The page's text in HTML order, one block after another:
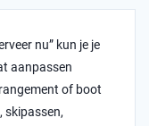
nu” kun je je
aanpassen
of boot
skipassen,